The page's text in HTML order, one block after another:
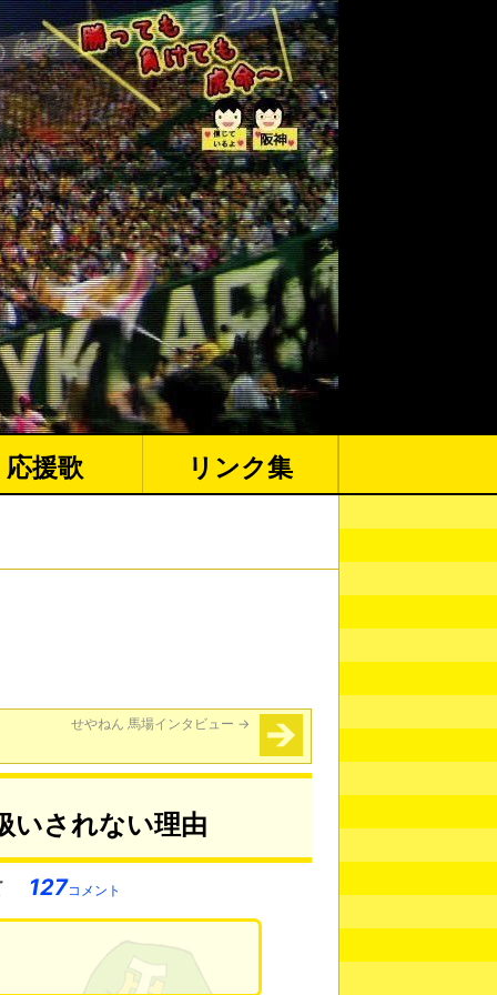
応援歌 リンク集
せやねん 馬場インタビュー →
いされない理由
127コメント